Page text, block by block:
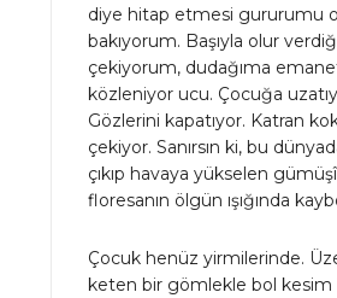
diye hitap etmesi gururumu
bakıyorum. Başıyla olur
çekiyorum, dudağıma
közleniyor ucu. Çocuğa
Gözlerini kapatıyor. Katran
çekiyor. Sanırsın ki, bu
çıkıp havaya yükselen
floresanın ölgün ışığında
Çocuk henüz yirmilerinde.
keten bir gömlekle bol kesim